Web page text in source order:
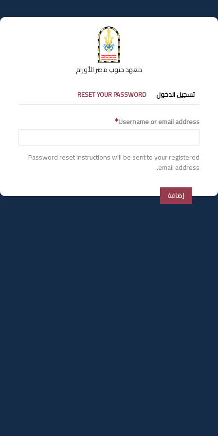
إلى
المحتوى
معهد جنوب مصر للأورام
التبويبات
الأساسية
تسجيل الدخول RESET YOUR PASSWORD
Username or email address
Password reset instructions will be sent to your registered
email address.